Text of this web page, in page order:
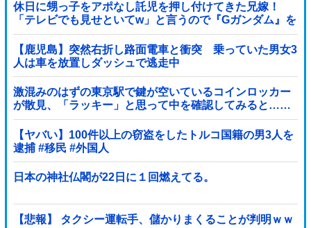
休日に甥っ子をアポなし託児を押し付けてきた兄嫁！
「テレビでも見せといてw」と言うので『Gガンダム』を
一気見させた結果……甥っ子が重度の中二病を発症して
家で大暴れｗｗ
【鹿児島】突然右折し路面電車と衝突 乗っていた男女3
人は車を放置しダッシュで逃走中
激混みのはずの東京駅で鍵が空いているコインロッカー
が散見、「ラッキー」と思って中を確認してみると……
【ヤバい】100件以上の窃盗をしたトルコ国籍の男3人を
逮捕 #移民 #外国人
日本の神社仏閣が22日に１回燃えてる。
【悲報】 タクシー運転手、儲かりまくることが判明ｗｗ